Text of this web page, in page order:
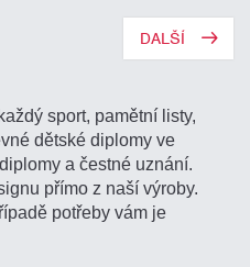
DALŠÍ
sport, pamětní listy,
dětské diplomy ve
a čestné uznání.
přímo z naší výroby.
potřeby vám je